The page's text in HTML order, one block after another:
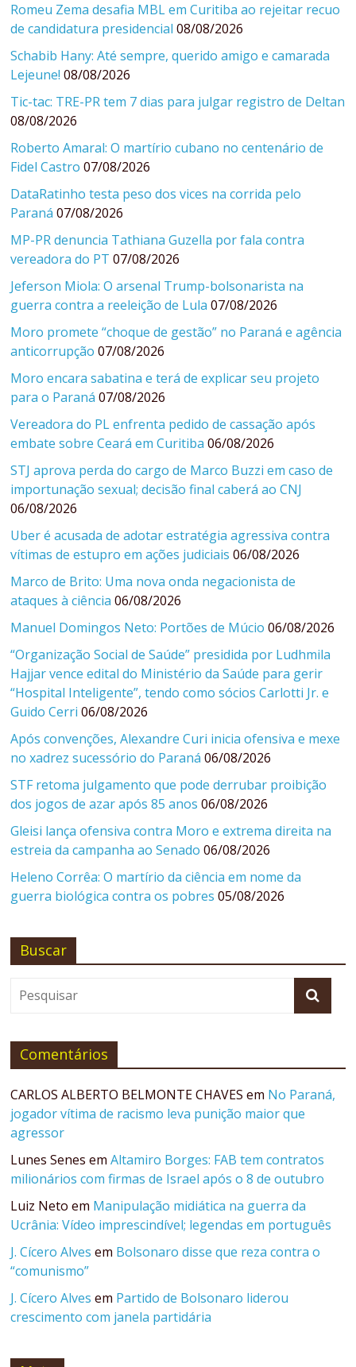
Romeu Zema desafia MBL em Curitiba ao rejeitar recuo
de candidatura presidencial 08/08/2026
Schabib Hany: Até sempre, querido amigo e camarada
Lejeune! 08/08/2026
Tic-tac: TRE-PR tem 7 dias para julgar registro de Deltan
08/08/2026
Roberto Amaral: O martírio cubano no centenário de
Fidel Castro 07/08/2026
DataRatinho testa peso dos vices na corrida pelo
Paraná 07/08/2026
MP-PR denuncia Tathiana Guzella por fala contra
vereadora do PT 07/08/2026
Jeferson Miola: O arsenal Trump-bolsonarista na
guerra contra a reeleição de Lula 07/08/2026
Moro promete “choque de gestão” no Paraná e agência
anticorrupção 07/08/2026
Moro encara sabatina e terá de explicar seu projeto
para o Paraná 07/08/2026
Vereadora do PL enfrenta pedido de cassação após
embate sobre Ceará em Curitiba 06/08/2026
STJ aprova perda do cargo de Marco Buzzi em caso de
importunação sexual; decisão final caberá ao CNJ
06/08/2026
Uber é acusada de adotar estratégia agressiva contra
vítimas de estupro em ações judiciais 06/08/2026
Marco de Brito: Uma nova onda negacionista de
ataques à ciência 06/08/2026
Manuel Domingos Neto: Portões de Múcio 06/08/2026
“Organização Social de Saúde” presidida por Ludhmila
Hajjar vence edital do Ministério da Saúde para gerir
“Hospital Inteligente”, tendo como sócios Carlotti Jr. e
Guido Cerri 06/08/2026
Após convenções, Alexandre Curi inicia ofensiva e mexe
no xadrez sucessório do Paraná 06/08/2026
STF retoma julgamento que pode derrubar proibição
dos jogos de azar após 85 anos 06/08/2026
Gleisi lança ofensiva contra Moro e extrema direita na
estreia da campanha ao Senado 06/08/2026
Heleno Corrêa: O martírio da ciência em nome da
guerra biológica contra os pobres 05/08/2026
Buscar
Comentários
CARLOS ALBERTO BELMONTE CHAVES em No Paraná,
jogador vítima de racismo leva punição maior que
agressor
Lunes Senes emAltamiro Borges: FAB tem contratos
milionários com firmas de Israel após o 8 de outubro
Luiz Neto em Manipulação midiática na guerra da
Ucrânia: Vídeo imprescindível; legendas em português
J. Cícero Alves em Bolsonaro disse que reza contra o
“comunismo”
J. Cícero Alves em Partido de Bolsonaro liderou
crescimento com janela partidária